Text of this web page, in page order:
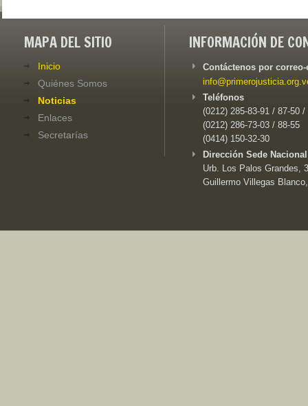
MAPA DEL SITIO
Inicio
Quiénes Somos
Noticias
Enlaces
Secretarías
INFORMACIÓN DE
Contáctenos por
Teléfonos
(0212) 285-83-91 / 87-50 /
(0212) 286-73-03 / 88-55
(0414) 150-32-30
Dirección Sede
Urb. Los Palos Grandes,
Guillermo Villegas